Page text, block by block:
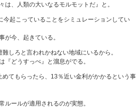
、人類の大いなるモルモットだ』と。
起こっていることをシミュレーションしてい
今、起きている。
しろと言われかねない地域にいるから。
どうすっぺ』と溜息がでる。
てもらったら、13％近い金利がかかるという事
ールが適用されるのが実態。